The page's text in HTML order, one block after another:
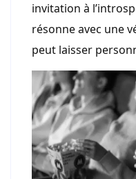
invitation à
résonne avec une
peut laisser